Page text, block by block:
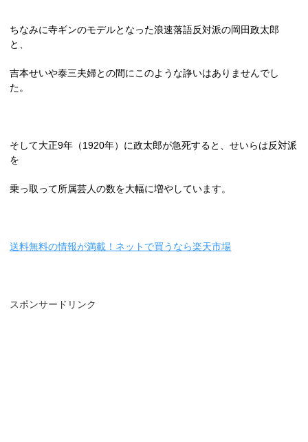
ちなみに寺ギンのモデルとなった浪速落語反対派の岡田政太郎
と、
吉本せいや泰三夫婦との間にこのような諍いはありませんでし
た。
そして大正9年（1920年）に政太郎が急死すると、せいらは反対派
を
乗っ取って所属芸人の数を大幅に増やしています。
送料無料の情報が満載！ネットで買うなら楽天市場
スポンサードリンク